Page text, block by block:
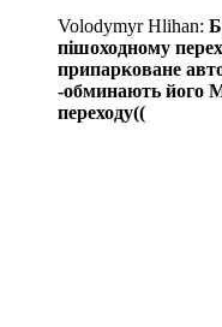
Volodymyr Hlihan:
пішоходному
припарковане
-обминають
переходу((